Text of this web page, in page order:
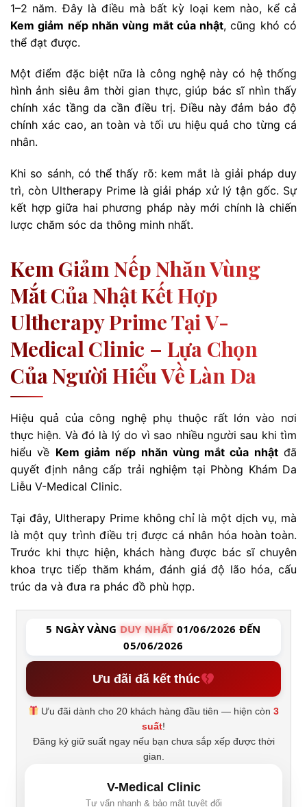
1–2 năm. Đây là điều mà bất kỳ loại kem nào, kể cả
Kem giảm nếp nhăn vùng mắt của nhật, cũng khó có
thể đạt được.
Một điểm đặc biệt nữa là công nghệ này có hệ thống
hình ảnh siêu âm thời gian thực, giúp bác sĩ nhìn thấy
chính xác tầng da cần điều trị. Điều này đảm bảo độ
chính xác cao, an toàn và tối ưu hiệu quả cho từng cá
nhân.
Khi so sánh, có thể thấy rõ: kem mắt là giải pháp duy
trì, còn Ultherapy Prime là giải pháp xử lý tận gốc. Sự
kết hợp giữa hai phương pháp này mới chính là chiến
lược chăm sóc da thông minh nhất.
Kem Giảm Nếp Nhăn Vùng
Mắt Của Nhật Kết Hợp
Ultherapy Prime Tại V-
Medical Clinic – Lựa Chọn
Của Người Hiểu Về Làn Da
Hiệu quả của công nghệ phụ thuộc rất lớn vào nơi
thực hiện. Và đó là lý do vì sao nhiều người sau khi tìm
hiểu về Kem giảm nếp nhăn vùng mắt của nhậtđã
quyết định nâng cấp trải nghiệm tại Phòng Khám Da
Liễu V-Medical Clinic.
Tại đây, Ultherapy Prime không chỉ là một dịch vụ, mà
là một quy trình điều trị được cá nhân hóa hoàn toàn.
Trước khi thực hiện, khách hàng được bác sĩ chuyên
khoa trực tiếp thăm khám, đánh giá độ lão hóa, cấu
trúc da và đưa ra phác đồ phù hợp.
5 NGÀY VÀNG DUY NHẤT 01/06/2026 ĐẾN
05/06/2026
Ưu đãi đã kết thúc
Ưu đãi dành cho 20 khách hàng đầu tiên — hiện còn3
suất!
Đăng ký giữ suất ngay nếu bạn chưa sắp xếp được thời
gian.
V-Medical Clinic
Tư vấn nhanh & bảo mật tuyệt đối